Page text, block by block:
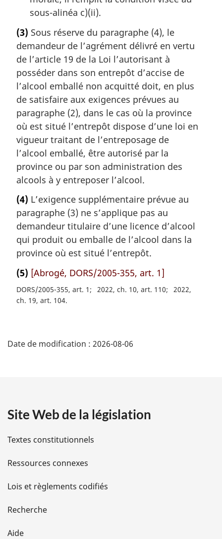
sous-alinéa c)(ii).
(3) Sous réserve du paragraphe (4), le
demandeur de l’agrément délivré en vertu
de l’article 19 de la Loi l’autorisant à
posséder dans son entrepôt d’accise de
l’alcool emballé non acquitté doit, en plus
de satisfaire aux exigences prévues au
paragraphe (2), dans le cas où la province
où est situé l’entrepôt dispose d’une loi en
vigueur traitant de l’entreposage de
l’alcool emballé, être autorisé par la
province ou par son administration des
alcools à y entreposer l’alcool.
(4) L’exigence supplémentaire prévue au
paragraphe (3) ne s’applique pas au
demandeur titulaire d’une licence d’alcool
qui produit ou emballe de l’alcool dans la
province où est situé l’entrepôt.
(5) [Abrogé, DORS/2005-355, art. 1]
DORS/2005-355, art. 1 2022, ch. 10, art. 110
2022,
ch. 19, art. 104
é
i
l
s
d
e
l
Date de modification : 2026-08-06
Site Web de la législation
Textes constitutionnels
Ressources connexes
Lois et règlements codifiés
Recherche
Aide